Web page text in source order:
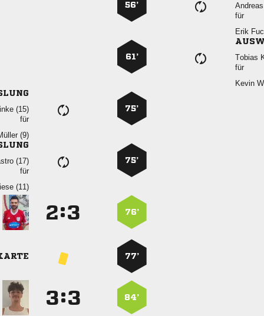
56’
für

61’

für


für

75’

für

75’
: 76’
77’
: 84’